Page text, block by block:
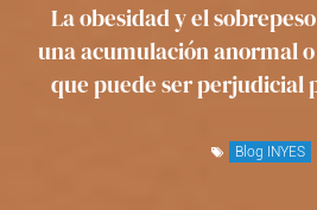
La obesidad y el
una acumulación anormal
que puede ser perjudicial
Blog INYES